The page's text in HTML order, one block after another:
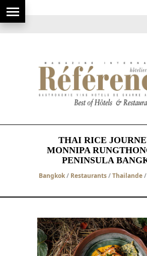
THAI RICE
MONNIPA
PENINSULA
Bangkok/ Restaurants/Thailande